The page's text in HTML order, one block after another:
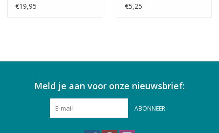
€19,95
€5,25
Meld je aan voor onze nieuwsbrief:
ABONNEER